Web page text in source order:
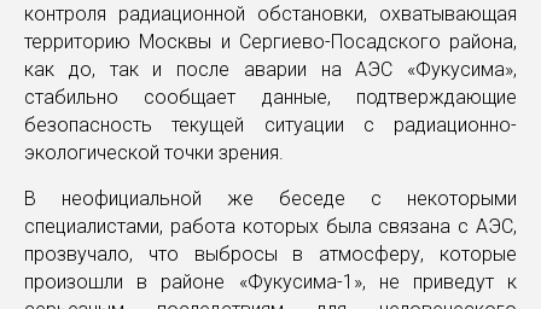
контроля радиационной обстановки, охватывающая
территорию Москвы и Сергиево-Посадского района,
как до, так и после аварии на АЭС «Фукусима»,
стабильно сообщает данные, подтверждающие
безопасность текущей ситуации с радиационно-
экологической точки зрения.
В неофициальной же беседе с некоторыми
специалистами, работа которых была связана с АЭС,
прозвучало, что выбросы в атмосферу, которые
произошли в районе «Фукусима-1», не приведут к